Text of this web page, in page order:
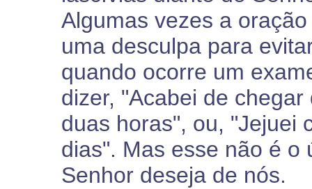
Algumas vezes a
uma desculpa para
quando ocorre um
dizer, "Acabei de
duas horas", ou, "Jejuei
dias". Mas esse não é o
Senhor deseja de nós.